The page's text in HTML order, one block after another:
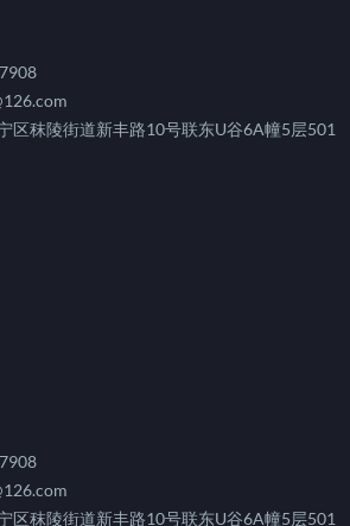
区秣陵街道新丰路10号联东U谷6A幢5层501
区秣陵街道新丰路10号联东U谷6A幢5层501